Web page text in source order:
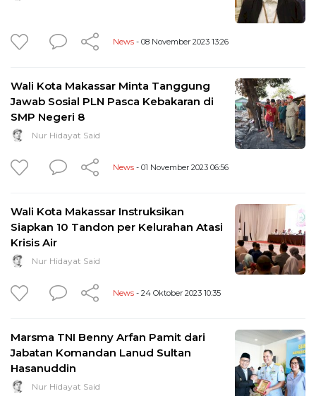
News - 08 November 2023 13:26
Wali Kota Makassar Minta Tanggung
Jawab Sosial PLN Pasca Kebakaran di
SMP Negeri 8
Nur Hidayat Said
News - 01 November 2023 06:56
Wali Kota Makassar Instruksikan
Siapkan 10 Tandon per Kelurahan Atasi
Krisis Air
Nur Hidayat Said
News - 24 Oktober 2023 10:35
Marsma TNI Benny Arfan Pamit dari
Jabatan Komandan Lanud Sultan
Hasanuddin
Nur Hidayat Said